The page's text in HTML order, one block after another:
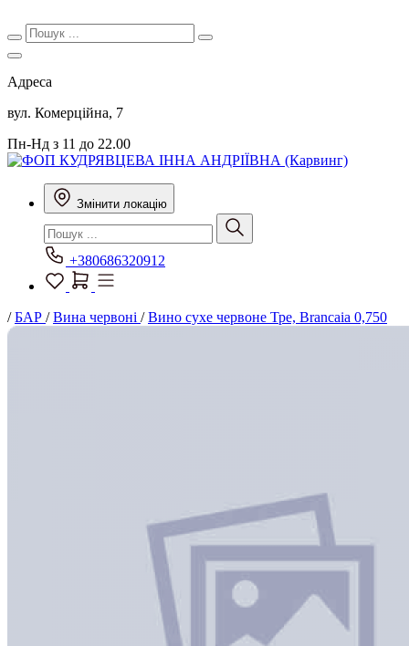
Адреса
вул. Комерційна, 7
Пн-Нд з 11 до 22.00
Змінити локацію
+380686320912
/БАР /Вина червоні /Вино сухе червоне Тре, Brancaia 0,750